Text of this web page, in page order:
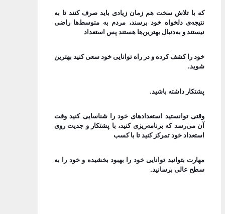
که با تلاش سخت هم زمان زیادی باید صرف کنند تا به
نتیجه‌ی دلخواه خود برسند، مردم به متوسط‌ها راضی
نیستند و به‌دنبال بهترین‌ها هستند پس استعداد
خود را کشف کرده و در راه توانایی خود سعی کنید بهترین
شوید.
پشتکار داشته باشید.
وقتی توانستید استعدادهای خود را شناسایی کنید وقت
آن می‌رسد که برنامه‌ریزی کنید، با پشتکار و جدیت روی
استعداد خود تمرکز کنید تا با کسب
مهارت بتوانید توانایی خود را بهبود بخشیده و خود را به
سطح عالی برسانید.